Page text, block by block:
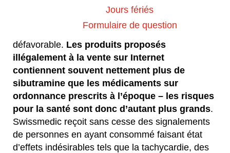
Jours fériés
Formulaire de question
Europe et en Suisse jusqu’en 2010 sous le nom
de Reductil®, mais a été retirée du marché en
raison d’un rapport bénéfice-risque
défavorable. Les produits proposés
illégalement à la vente sur Internet
contiennent souvent nettement plus de
sibutramine que les médicaments sur
ordonnance prescrits à l’époque – les risques
pour la santé sont donc d’autant plus grands.
Swissmedic reçoit sans cesse des signalements
de personnes en ayant consommé faisant état
d’effets indésirables tels que la tachycardie, des